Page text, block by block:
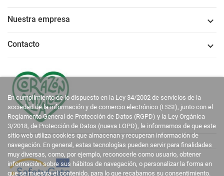
Nuestra empresa 
Contacto 
En cumplimiento de lo dispuesto en la Ley 34/2002 de servicios de la
sociedad de la información y de comercio electrónico (LSSI), junto con el
Reglamento General de Protección de Datos (RGPD) y la Ley Orgánica
3/2018, de Protección de Datos (nueva LOPD), le informamos de que este
sitio web utiliza cookies que almacenan y recuperan información de
navegación. En general, estas tecnologías pueden servir para finalidades
muy diversas, como, por ejemplo, reconocerle como usuario, obtener
información sobre sus hábitos de navegación, o personalizar la forma en
que se muestra el contenido, para lo que recabamos su consentimiento.